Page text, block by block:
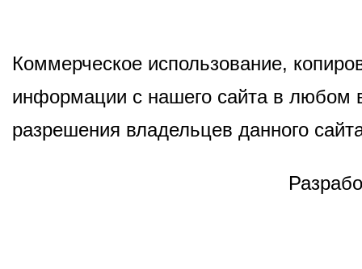
Коммерческое использование,
информации с нашего сайта в любом
разрешения владельцев данного